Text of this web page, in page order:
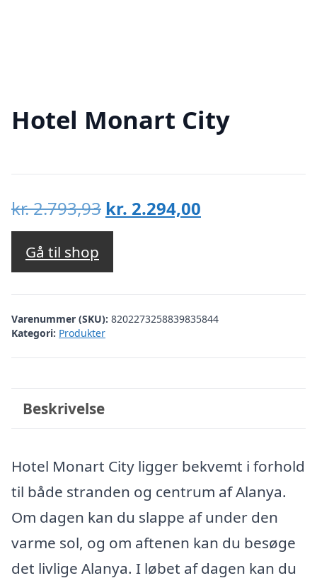
Hotel Monart City
kr.2.793,93 Den
oprindelige
var:
kr. 2.793,93.
kr. 2.294,00
kr. 2.294,00.
Gå til shop
Varenummer (SKU): 8202273258839835844
Kategori: Produkter
Beskrivelse
Hotel Monart City ligger bekvemt i forhold
til både stranden og centrum af Alanya.
Om dagen kan du slappe af under den
varme sol, og om aftenen kan du besøge
det livlige Alanya. I løbet af dagen kan du